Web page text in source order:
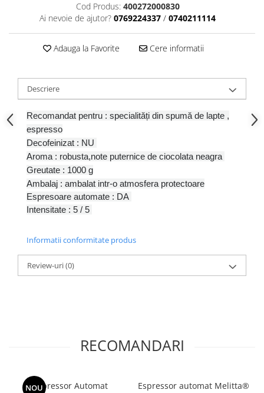
Cod Produs: 400272000830
Ai nevoie de ajutor? 0769224337 / 0740211114
Adauga la Favorite Cere informatii
Descriere
Recomandat pentru : specialități din spumă de lapte ,
espresso
Decofeinizat : NU
Aroma : robusta,note puternice de ciocolata neagra
Greutate : 1000 g
Ambalaj : ambalat intr-o atmosfera protectoare
Espresoare automate : DA
Intensitate : 5 / 5
Informatii conformitate produs
Review-uri(0)
RECOMANDARI
NOUEspressor Automat
Espressor automat Melitta®